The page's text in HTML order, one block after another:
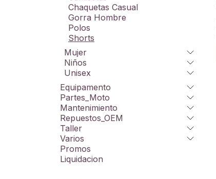
Chaquetas Casual
Gorra Hombre
Polos
Shorts
Mujer
Niños
Unisex
Equipamento
Partes_Moto
Mantenimiento
Repuestos_OEM
Taller
Varios
Promos
Liquidacion